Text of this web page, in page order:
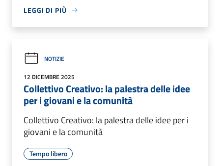
LEGGI DI PIÙ
NOTIZIE
12 DICEMBRE 2025
Collettivo Creativo: la palestra delle idee
per i giovani e la comunità
Collettivo Creativo: la palestra delle idee per i
giovani e la comunità
Tempo libero